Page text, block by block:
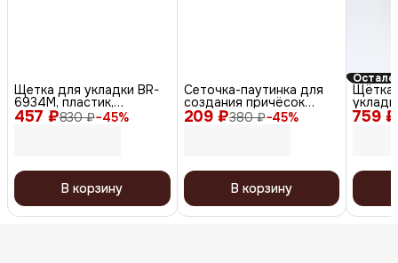
457 ₽830 ₽−45%
Щетка для укладки BR-
6934M, пластик,
коричневый
В корзину
209 ₽380 ₽−45%
Сеточка-паутинка для
создания причёсок
большая СЕ102, белый, 2
шт.
В корзину
759 ₽
Щётка